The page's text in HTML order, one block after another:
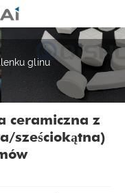
glinu
ceramiczna z
sześciokątna)